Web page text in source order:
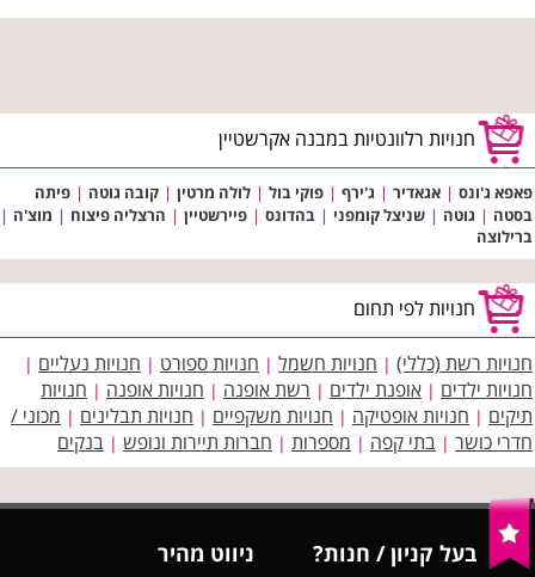
חנויות רלוונטיות במבנה אקרשטיין
פאפא ג'ונס | אגאדיר | ג'ירף | פוקי בול | לולה מרטין | קובה גוטה | פיתה
בסטה | גוטה | שניצל קומפני | בהדונס | פיירשטיין | הרצליה פיצוח | מוצ'ה |
ברילוצה
חנויות לפי תחום
חנויות רשת (כללי) | חנויות חשמל | חנויות ספורט | חנויות נעליים |
חנויות ילדים | אופנת ילדים | רשת אופנה | חנויות אופנה | חנויות
תיקים | חנויות אופטיקה | חנויות משקפיים | חנויות תבלינים | מכוני /
חדרי כושר | בתי קפה | מספרות | חברות תיירות ונופש | בנקים
בעל קניון / חנות?
ניווט מהיר